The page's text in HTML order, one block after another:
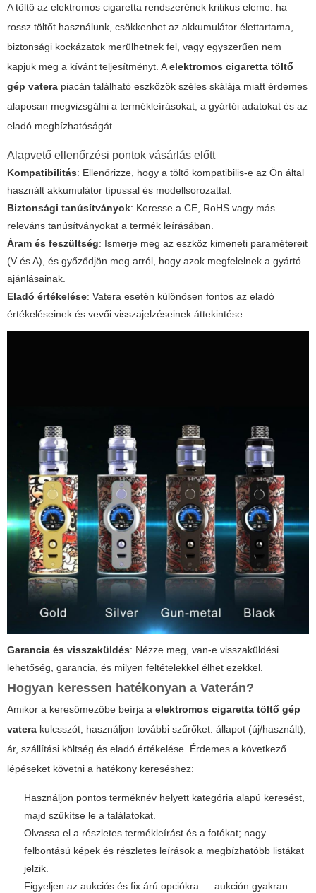
A töltő az elektromos cigaretta rendszerének kritikus eleme: ha
rossz töltőt használunk, csökkenhet az akkumulátor élettartama,
biztonsági kockázatok merülhetnek fel, vagy egyszerűen nem
kapjuk meg a kívánt teljesítményt. Aelektromos cigaretta töltő
gép vatera piacán található eszközök széles skálája miatt érdemes
alaposan megvizsgálni a termékleírásokat, a gyártói adatokat és az
eladó megbízhatóságát.
Alapvető ellenőrzési pontok vásárlás előtt
Kompatibilitás: Ellenőrizze, hogy a töltő kompatibilis-e az Ön által
használt akkumulátor típussal és modellsorozattal.
Biztonsági tanúsítványok: Keresse a CE, RoHS vagy más
releváns tanúsítványokat a termék leírásában.
Áram és feszültség: Ismerje meg az eszköz kimeneti paramétereit
(V és A), és győződjön meg arról, hogy azok megfelelnek a gyártó
ajánlásainak.
Eladó értékelése: Vatera esetén különösen fontos az eladó
értékeléseinek és vevői visszajelzéseinek áttekintése.
Garancia és visszaküldés: Nézze meg, van-e visszaküldési
lehetőség, garancia, és milyen feltételekkel élhet ezekkel.
Hogyan keressen hatékonyan a Vaterán?
Amikor a keresőmezőbe beírja a elektromos cigaretta töltő gép
vatera kulcsszót, használjon további szűrőket: állapot (új/használt),
ár, szállítási költség és eladó értékelése. Érdemes a következő
lépéseket követni a hatékony kereséshez:
Használjon pontos terméknév helyett kategória alapú keresést,
majd szűkítse le a találatokat.
Olvassa el a részletes termékleírást és a fotókat; nagy
felbontású képek és részletes leírások a megbízhatóbb listákat
jelzik.
Figyeljen az aukciós és fix árú opciókra — aukción gyakran